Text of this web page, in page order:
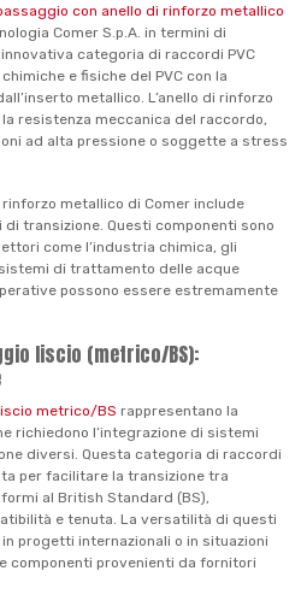
con anello di rinforzo metallico
Comer S.p.A. in termini di
categoria di raccordi PVC
e fisiche del PVC con la
metallico. L’anello di rinforzo
resistenza meccanica del raccordo,
ad alta pressione o soggette a stress
metallico di Comer include
transizione. Questi componenti sono
come l’industria chimica, gli
di trattamento delle acque
possono essere estremamente
liscio (metrico/BS):
metrico/BS rappresentano la
richiedono l’integrazione di sistemi
diversi. Questa categoria di raccordi
per facilitare la transizione tra
al British Standard (BS),
e tenuta. La versatilità di questi
progetti internazionali o in situazioni
componenti provenienti da fornitori